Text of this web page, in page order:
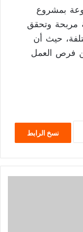
بمشروع
مربحة وتحقق
حيث أن
فرص العمل
نسخ الرابط